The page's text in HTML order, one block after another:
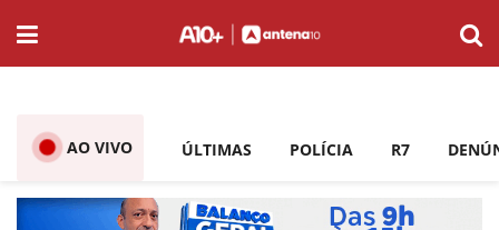
AO VIVO ÚLTIMAS POLÍCIA R7